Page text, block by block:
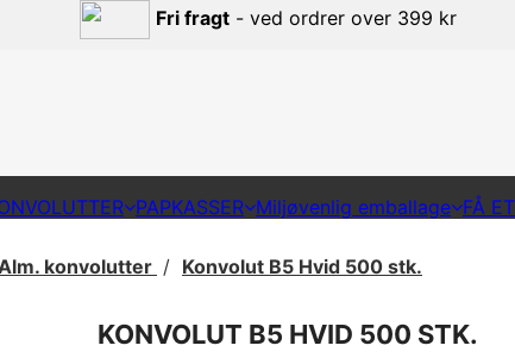
Fri fragt - ved ordrer over 399 kr
PAPKASSER Miljøvenlig emballage FÅ
konvolutter Konvolut B5 Hvid 500 stk.
KONVOLUT B5 HVID 500 STK.